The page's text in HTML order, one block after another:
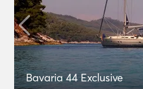
Bavaria 44 Exclusive